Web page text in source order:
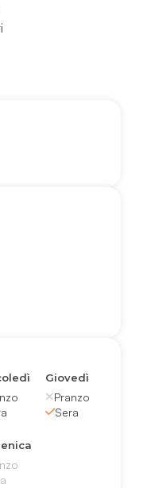
Giovedì
Pranzo
Sera